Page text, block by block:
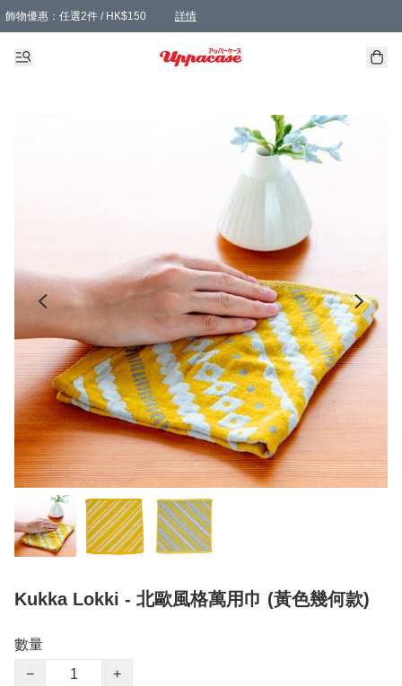
飾物優惠：任選2件 / HK$150 詳情
髮飾優惠：任選2件 / HK$100 詳情
精選襪子優惠：任選3對 / HK$115 詳情
滿額免運：本地訂單滿港幣350元可享免運費優惠
Kukka Lokki - 北歐風格萬用巾 (黃色幾何款)
數量
−
+